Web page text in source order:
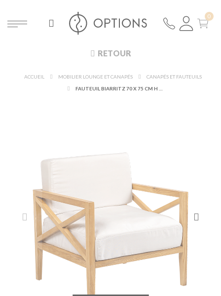
RETOUR
ACCUEIL MOBILIER LOUNGE ET CANAPÉS
CANAPÉS ET FAUTEUILS